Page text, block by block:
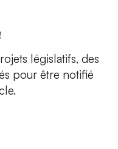
législatifs, des
pour être notifié